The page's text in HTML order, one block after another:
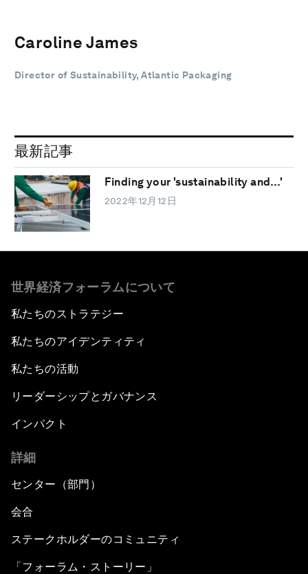
Caroline James
Director of Sustainability, Atlantic Packaging
最新記事
Finding your 'sustainability and…'
2022年12月12日
世界経済フォーラムについて
私たちのストラテジー
私たちのアイデンティティ
私たちの活動
リーダーシップとガバナンス
インパクト
詳細
センター（部門）
会合
ステークホルダーのコミュニティ
「フォーラム・ストーリー」